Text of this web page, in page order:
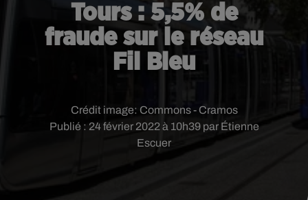
Tours : 5,5% de
fraude sur le réseau
Fil Bleu
Publié : 24 février 2022 à 10h39 par Étienne
Escuer
Crédit image: Commons - Cramos